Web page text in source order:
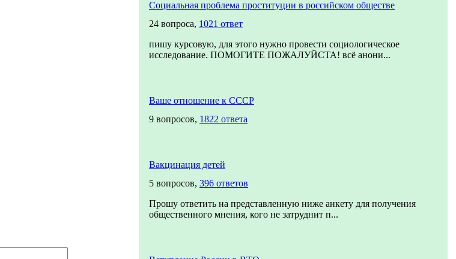
Социальная проблема проституции в российском обществе
24 вопроса, 1021 ответ
пишу курсовую, для этого нужно провести социологическое
исследование. ПОМОГИТЕ ПОЖАЛУЙСТА! всё анони...
Ваше отношение к СССР
9 вопросов, 1822 ответа
Вакцинация детей
5 вопросов, 396 ответов
Прошу ответить на представленную ниже анкету для получения
общественного мнения, кого не затруднит п...